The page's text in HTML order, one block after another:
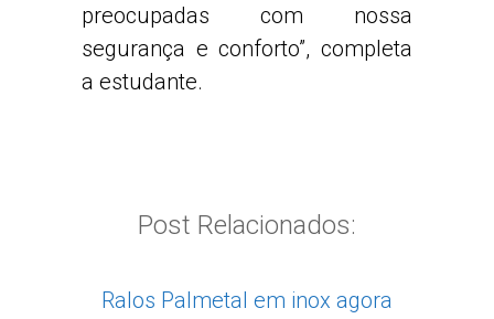
preocupadas com nossa
segurança e conforto”, completa
a estudante.
Post Relacionados:
Ralos Palmetal em inox agora